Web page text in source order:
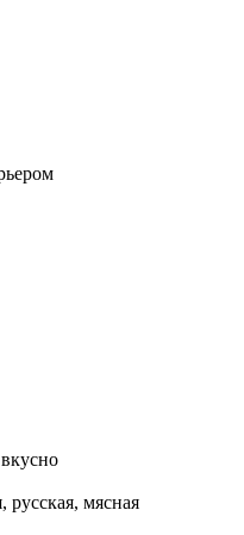
русская, мясная